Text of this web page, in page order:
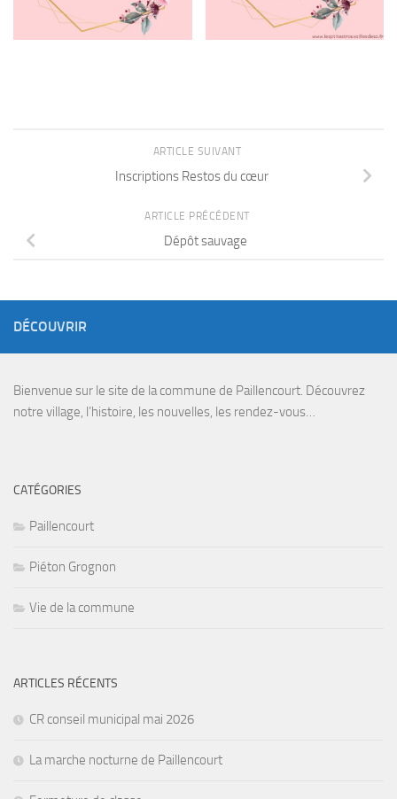
ARTICLE SUIVANT
Inscriptions Restos du cœur
ARTICLE PRÉCÉDENT
Dépôt sauvage
DÉCOUVRIR
Bienvenue sur le site de la commune de Paillencourt. Découvrez
notre village, l’histoire, les nouvelles, les rendez-vous…
CATÉGORIES
Paillencourt
Piéton Grognon
Vie de la commune
ARTICLES RÉCENTS
CR conseil municipal mai 2026
La marche nocturne de Paillencourt